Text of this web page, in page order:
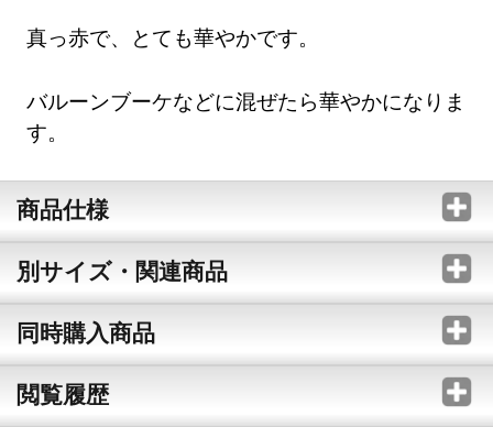
真っ赤で、とても華やかです。
バルーンブーケなどに混ぜたら華やかになりま
す。
商品仕様
別サイズ・関連商品
同時購入商品
閲覧履歴